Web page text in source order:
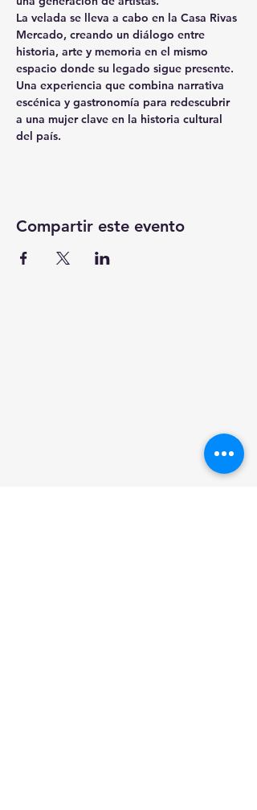
La velada se lleva a cabo en la Casa Rivas
Mercado, creando un diálogo entre
historia, arte y memoria en el mismo
espacio donde su legado sigue presente.
Una experiencia que combina narrativa
escénica y gastronomía para redescubrir
a una mujer clave en la historia cultural
del país.
Compartir este evento